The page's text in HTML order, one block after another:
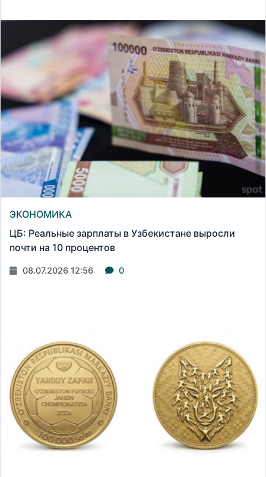
ЭКОНОМИКА
ЦБ: Реальные зарплаты в Узбекистане выросли
почти на 10 процентов
08.07.2026 12:56 0